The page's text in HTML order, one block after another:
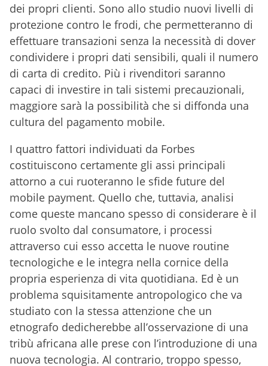
dei propri clienti. Sono allo studio nuovi livelli di
protezione contro le frodi, che permetteranno di
effettuare transazioni senza la necessità di dover
condividere i propri dati sensibili, quali il numero
di carta di credito. Più i rivenditori saranno
capaci di investire in tali sistemi precauzionali,
maggiore sarà la possibilità che si diffonda una
cultura del pagamento mobile.
I quattro fattori individuati da Forbes
costituiscono certamente gli assi principali
attorno a cui ruoteranno le sfide future del
mobile payment. Quello che, tuttavia, analisi
come queste mancano spesso di considerare è il
ruolo svolto dal consumatore, i processi
attraverso cui esso accetta le nuove routine
tecnologiche e le integra nella cornice della
propria esperienza di vita quotidiana. Ed è un
problema squisitamente antropologico che va
studiato con la stessa attenzione che un
etnografo dedicherebbe all’osservazione di una
tribù africana alle prese con l’introduzione di una
nuova tecnologia. Al contrario, troppo spesso,